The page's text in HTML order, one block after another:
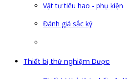
Vật tư tiêu hao - phụ kiện
Đánh giá sắc ký
Thiết bị thử nghiệm Dược